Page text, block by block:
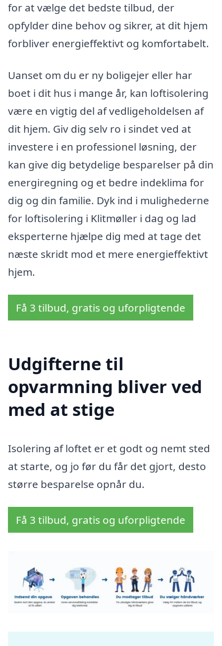
for at vælge det bedste tilbud, der
opfylder dine behov og sikrer, at dit hjem
forbliver energieffektivt og komfortabelt.
Uanset om du er ny boligejer eller har
boet i dit hus i mange år, kan loftisolering
være en vigtig del af vedligeholdelsen af
dit hjem. Giv dig selv ro i sindet ved at
investere i en professionel løsning, der
kan give dig betydelige besparelser på din
energiregning og et bedre indeklima for
dig og din familie. Dyk ind i mulighederne
for loftisolering i Klitmøller i dag og lad
eksperterne hjælpe dig med at tage det
næste skridt mod et mere energieffektivt
hjem.
Få 3 tilbud, gratis og uforpligtende
Udgifterne til
opvarmning bliver ved
med at stige
Isolering af loftet er et godt og nemt sted
at starte, og jo før du får det gjort, desto
større besparelse opnår du.
Få 3 tilbud, gratis og uforpligtende